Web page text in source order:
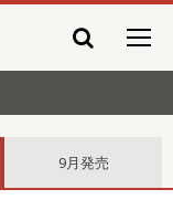
9月発売